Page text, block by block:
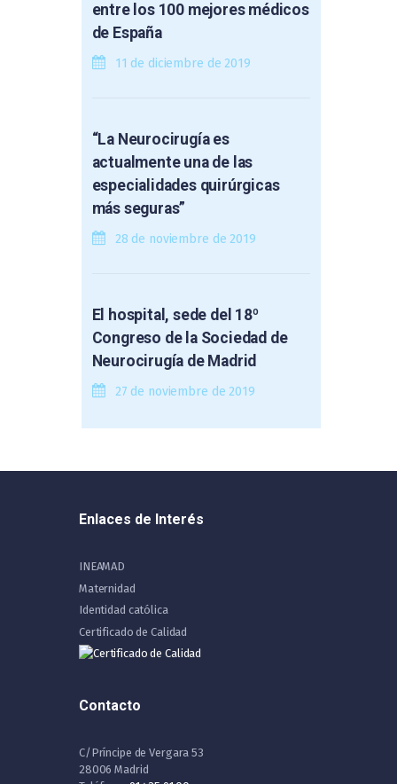
entre los 100 mejores médicos
de España
11 de diciembre de 2019
“La Neurocirugía es
actualmente una de las
especialidades quirúrgicas
más seguras”
28 de noviembre de 2019
El hospital, sede del 18º
Congreso de la Sociedad de
Neurocirugía de Madrid
27 de noviembre de 2019
Enlaces de Interés
INEAMAD
Maternidad
Identidad católica
Certificado de Calidad
Contacto
C/Príncipe de Vergara 53
28006 Madrid